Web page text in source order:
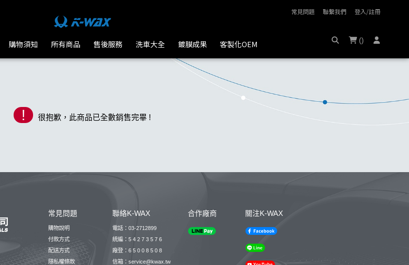
常見問題 聯繫我們 登入/註冊
()
購物須知 所有商品 售後服務 洗車大全 鍍膜成果 客製化OEM
! 很抱歉，此商品已全數銷售完畢 !
常見問題
購物說明
付款方式
配送方式
隱私權條款
聯絡K-WAX
電話：03-2712899
統編：5 4 2 7 3 5 7 6
廠登：6 5 0 0 8 5 0 8
信箱：service@kwax.tw
合作廠商 關注K-WAX